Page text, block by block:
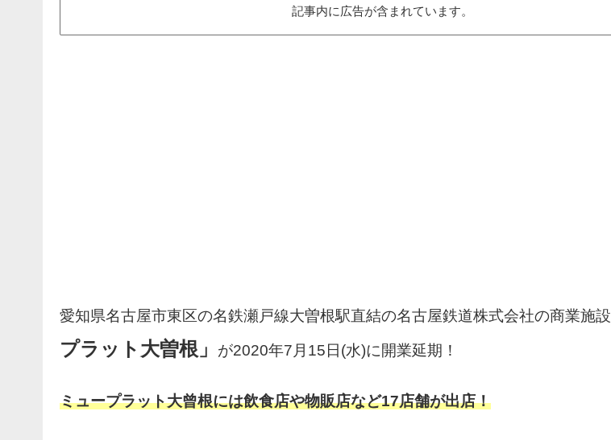
記事内に広告が含まれています。
愛知県名古屋市東区の名鉄瀬戸線大曽根駅直結の名古屋鉄道株式会社の商業施設
プラット大曽根」
が2020年7月15日(水)に開業延期！
ミュープラット大曾根には飲食店や物販店など17店舗が出店！